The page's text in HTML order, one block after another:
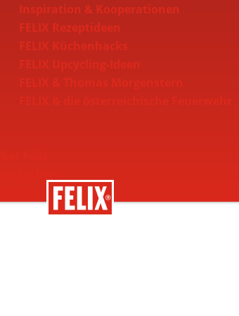
Inspiration & Kooperationen
FELIX Rezeptideen
FELIX Küchenhacks
FELIX Upcycling-Ideen
Nachhaltigkeit